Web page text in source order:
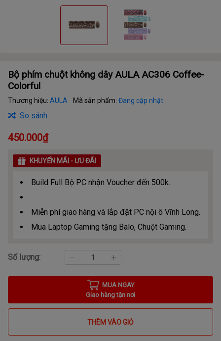
Bộ phím chuột không dây AULA AC306 Coffee-
Colorful
Thương hiệu: AULA Mã sản phẩm: Đang cập nhật
So sánh
450.000₫
KHUYẾN MÃI - ƯU ĐÃI
Build Full Bộ PC nhận Voucher đến 500k.
Miễn phí giao hàng và lắp đặt PC nội ô Vĩnh Long.
Mua Laptop Gaming tặng Balo, Chuột Gaming.
Số lượng:
MUA NGAY
Giao hàng tận nơi
THÊM VÀO GIỎ